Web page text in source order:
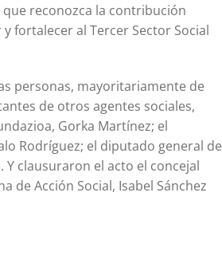
reconozca la contribución
fortalecer al Tercer Sector Social
personas, mayoritariamente de
de otros agentes sociales,
Gorka Martínez; el
Rodríguez; el diputado general de
Y clausuraron el acto el concejal
de Acción Social, Isabel Sánchez